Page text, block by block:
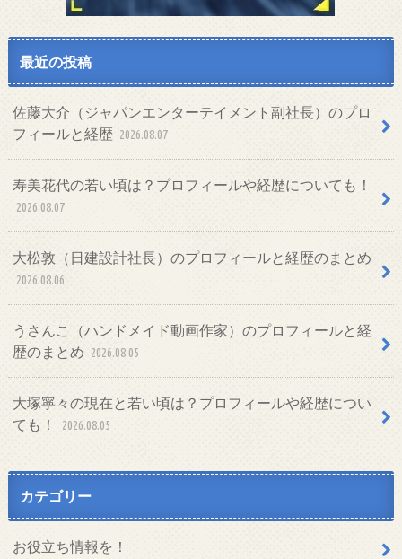
最近の投稿
佐藤大介（ジャパンエンターテイメント副社長）のプロ
フィールと経歴 2026.08.07
寿美花代の若い頃は？プロフィールや経歴についても！
2026.08.07
大松敦（日建設計社長）のプロフィールと経歴のまとめ
2026.08.06
うさんこ（ハンドメイド動画作家）のプロフィールと経
歴のまとめ 2026.08.05
大塚寧々の現在と若い頃は？プロフィールや経歴につい
ても！
2026.08.05
カテゴリー
お役立ち情報を！